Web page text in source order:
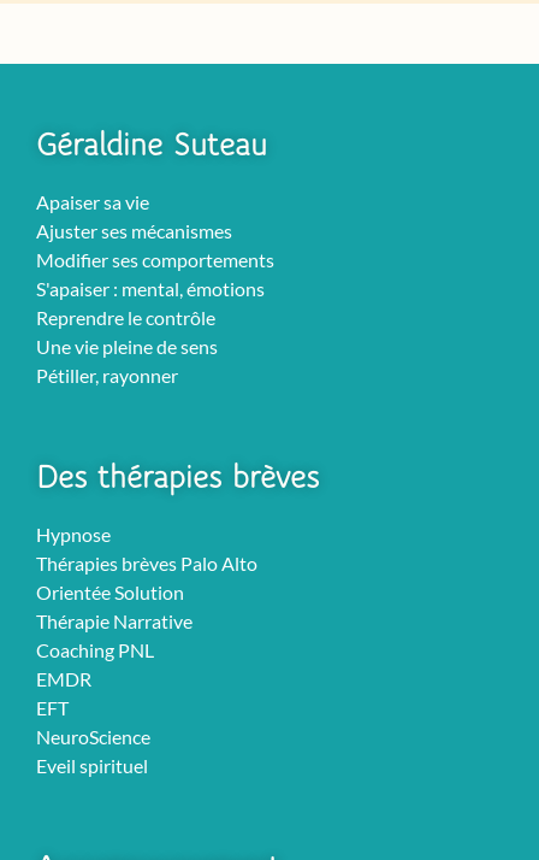
Géraldine Suteau
Apaiser sa vie
Ajuster ses mécanismes
Modifier ses comportements
S'apaiser : mental, émotions
Reprendre le contrôle
Une vie pleine de sens
Pétiller, rayonner
Des thérapies brèves
Hypnose
Thérapies brèves Palo Alto
Orientée Solution
Thérapie Narrative
Coaching PNL
EMDR
EFT
NeuroScience
Eveil spirituel